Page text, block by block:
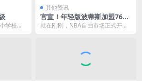
学校、
其他资讯
官宣！年轻版波蒂斯加盟76
人，火箭曾邀请他试训
就在刚刚，NBA自由市场正式开